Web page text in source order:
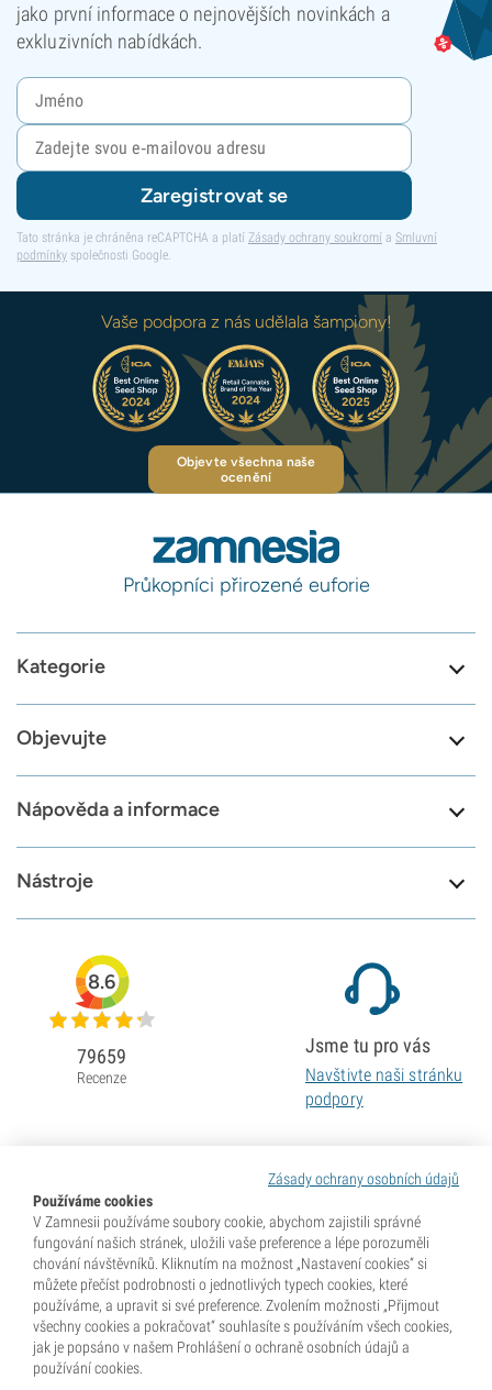
jako první informace o nejnovějších novinkách a
exkluzivních nabídkách.
Zaregistrovat se
Tato stránka je chráněna reCAPTCHA a platí Zásady ochrany soukromí a Smluvní
podmínky společnosti Google.
Vaše podpora z nás udělala šampiony!
Objevte všechna naše
ocenění
Průkopníci přirozené euforie
Kategorie
Objevujte
Nápověda a informace
Nástroje
Zásady ochrany osobních údajů
Používáme cookies
V Zamnesii používáme soubory cookie, abychom zajistili správné
fungování našich stránek, uložili vaše preference a lépe porozuměli
chování návštěvníků. Kliknutím na možnost „Nastavení cookies“ si
můžete přečíst podrobnosti o jednotlivých typech cookies, které
používáme, a upravit si své preference. Zvolením možnosti „Přijmout
všechny cookies a pokračovat“ souhlasíte s používáním všech cookies,
jak je popsáno v našem Prohlášení o ochraně osobních údajů a
používání cookies.
8.6
79659
Recenze
Jsme tu pro vás
Navštivte naši stránku
podpory